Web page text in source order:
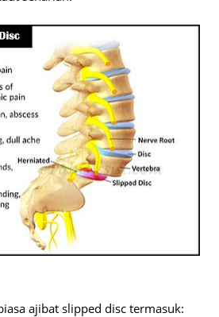
ajibat slipped disc termasuk: